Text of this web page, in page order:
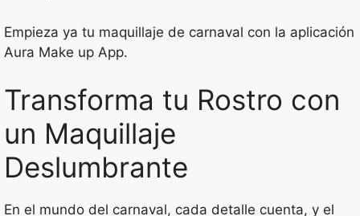
Empieza ya tu maquillaje de carnaval con la aplicación
Aura Make up App.
Transforma tu Rostro con
un Maquillaje
Deslumbrante
En el mundo del carnaval, cada detalle cuenta, y el